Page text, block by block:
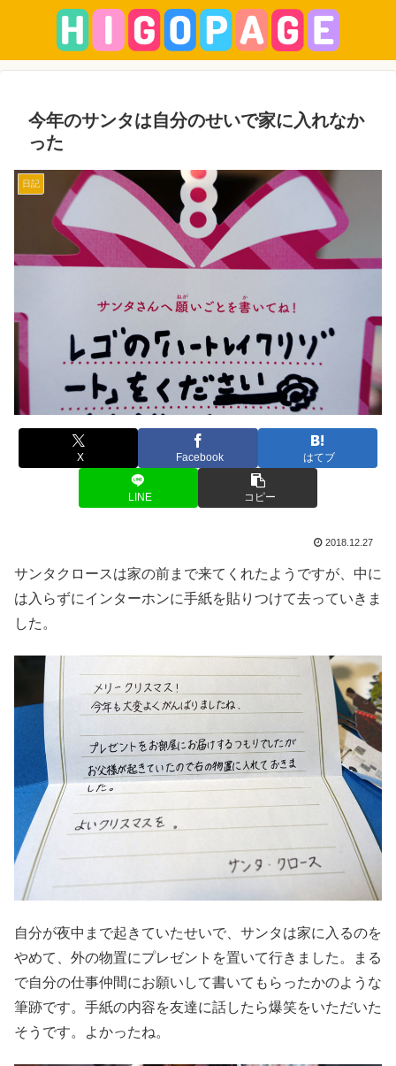
今年のサンタは自分のせいで家に入れなか
った
日記
X Facebook はてブ
LINE コピー
2018.12.27
サンタクロースは家の前まで来てくれたようですが、中に
は入らずにインターホンに手紙を貼りつけて去っていきま
した。
自分が夜中まで起きていたせいで、サンタは家に入るのを
やめて、外の物置にプレゼントを置いて行きました。まる
で自分の仕事仲間にお願いして書いてもらったかのような
筆跡です。手紙の内容を友達に話したら爆笑をいただいた
そうです。よかったね。